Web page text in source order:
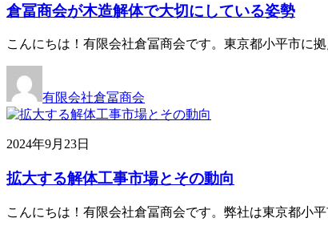
倉冨商会が木造解体で大切にしている姿勢
こんにちは！有限会社倉冨商会です。東京都小平市に
有限会社倉冨商会
2024年9月23日
拡大する解体工事市場とその動向
こんにちは！有限会社倉冨商会です。弊社は東京都小